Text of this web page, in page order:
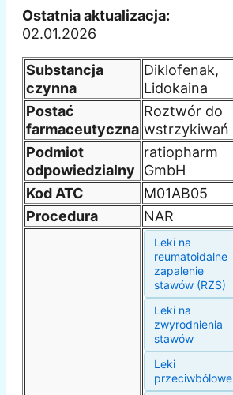
Ostatnia aktualizacja:
02.01.2026
Substancja
czynna
Diklofenak,
Lidokaina
Postać
farmaceutyczna
Roztwór do
wstrzykiwań
Podmiot
odpowiedzialny
ratiopharm
GmbH
Kod ATC
M01AB05
Procedura
NAR
Leki na
reumatoidalne
zapalenie
stawów (RZS)
Leki na
zwyrodnienia
stawów
Leki
przeciwbólowe